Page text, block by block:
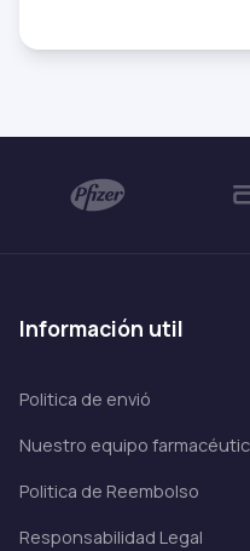
información util
Politica de envió
Nuestro equipo
Politica de Reembolso
Responsabilidad Legal